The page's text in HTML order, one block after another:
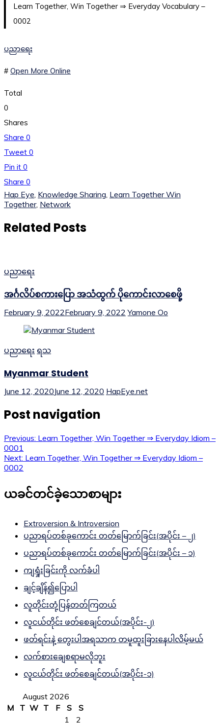
Learn Together, Win Together ⇒ Everyday Vocabulary –
0002
ပညာရေး
# Open More Online
Total
0
Shares
Share 0
Tweet 0
Pin it 0
Share 0
Hap Eye, Knowledge Sharing, Learn Together Win
Together, Network
Related Posts
ပညာရေး
အင်္ဂလိပ်စကားပြော အသံထွက် ပိုကောင်းလာစေဖို့
February 9, 2022February 9, 2022 Yamone Oo
ပညာရေး ရသ
Myanmar Student
June 12, 2020June 12, 2020 HapEye.net
Post navigation
Previous: Learn Together, Win Together ⇒ Everyday Idiom –
0001
Next: Learn Together, Win Together ⇒ Everyday Idiom –
0002
ယခင်တင်ခဲ့သောစာများ
Extroversion & Introversion
ပညာရပ်တစ်ခုကောင်း တတ်မြောက်ခြင်း(အပိုင်း – ၂)
ပညာရပ်တစ်ခုကောင်း တတ်မြောက်ခြင်း(အပိုင်း – ၁)
ကျရှုံးခြင်းကို လက်ခံပါ
ချင့်ချိန်၍ပြောပါ
လူတိုင်းတုံ့ပြန်တတ်ကြတယ်
လူငယ်တိုင်း ဖတ်စေချင်တယ်(အပိုင်း-၂)
ဖတ်ရင်းနဲ့ တွေးပါအရသာက တမူထူးခြားနေပါလိမ့်မယ်
လက်စားချေစရာမလိုဘူး
လူငယ်တိုင်း ဖတ်စေချင်တယ်(အပိုင်း-၁)
August 2026
M
T W T F S
S
1
2